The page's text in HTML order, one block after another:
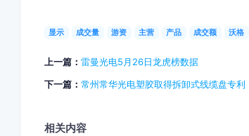
显示 成交量 游资 主营 产品 成交额 沃格
上一篇： 雷曼光电5月26日龙虎榜数据
下一篇： 常州常华光电塑胶取得拆卸式线缆盘专利
相关内容